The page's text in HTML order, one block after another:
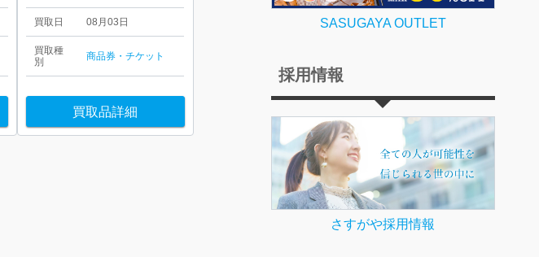
買取日 08月03日
買取種
別
商品券・チケット
買取品詳細
SASUGAYA OUTLET
採用情報
さすがや採用情報